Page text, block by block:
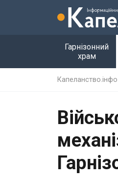
Гарнізонний
храм
Капеланство.інфо